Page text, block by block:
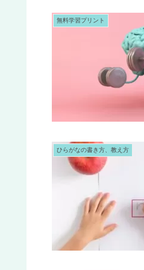
無料学習プリント
ひらがなの書き方、教え方